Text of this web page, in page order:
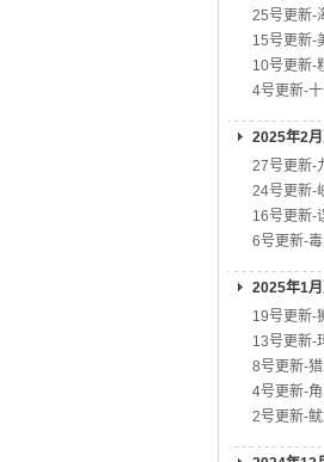
25号更新-
15号更新-
10号更新-
4号更新-
2025年2
27号更新-
24号更新-
16号更新-
6号更新-毒
2025年1
19号更新-
13号更新-
8号更新-
4号更新-
2号更新-